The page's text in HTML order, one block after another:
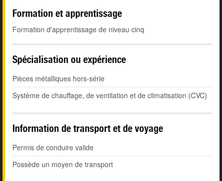
Formation et apprentissage
Formation d'apprentissage de niveau cinq
Spécialisation ou expérience
Pièces métalliques hors-série
Système de chauffage, de ventilation et de climatisation (CVC)
Information de transport et de voyage
Permis de conduire valide
Possède un moyen de transport